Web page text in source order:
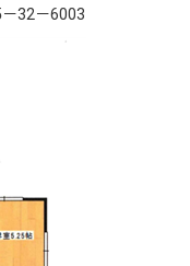
32－6003